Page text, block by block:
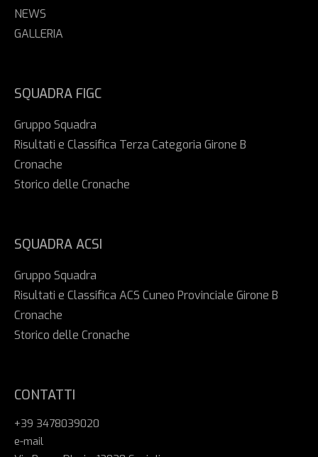
NEWS
GALLERIA
SQUADRA FIGC
Gruppo Squadra
Risultati e Classifica Terza Categoria Girone B
Cronache
Storico delle Cronache
SQUADRA ACSI
Gruppo Squadra
Risultati e Classifica ACS Cuneo Provinciale Girone B
Cronache
Storico delle Cronache
CONTATTI
+39 3478039020
e-mail